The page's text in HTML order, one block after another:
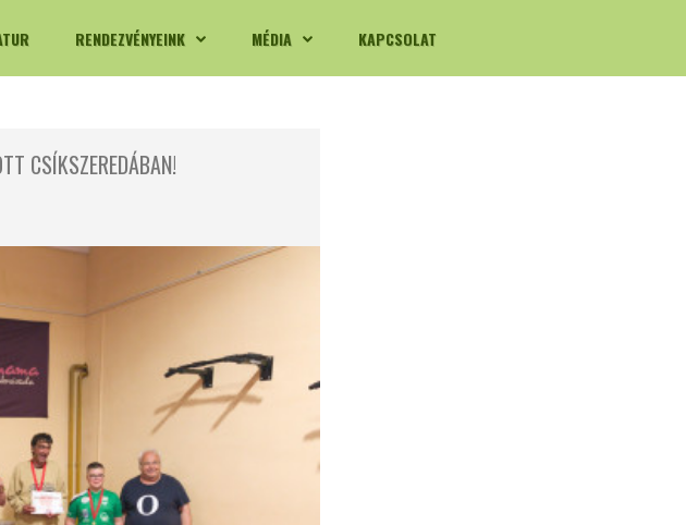
RENDEZVÉNYEINK MÉDIA KAPCSOLAT
CSÍKSZEREDÁBAN!